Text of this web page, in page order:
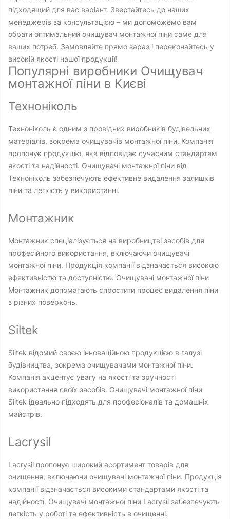
підходящий для вас варіант. Звертайтесь до наших
менеджерів за консультацією – ми допоможемо вам
обрати оптимальний очищувач монтажної піни саме для
ваших потреб. Замовляйте прямо зараз і переконайтесь у
високій якості нашої продукції!
Популярні виробники Очищувач
монтажної піни в Києві
Техноніколь
Техноніколь є одним з провідних виробників будівельних
матеріалів, зокрема очищувачів монтажної піни. Компанія
пропонує продукцію, яка відповідає сучасним стандартам
якості та надійності. Очищувачі монтажної піни від
Техноніколь забезпечують ефективне видалення залишків
піни та легкість у використанні.
Монтажник
Монтажник спеціалізується на виробництві засобів для
професійного використання, включаючи очищувачі
монтажної піни. Продукція компанії відзначається високою
ефективністю та доступністю. Очищувачі монтажної піни
Монтажник допомагають спростити процес видалення піни
з різних поверхонь.
Siltek
Siltek відомий своєю інноваційною продукцією в галузі
будівництва, зокрема очищувачами монтажної піни.
Компанія акцентує увагу на якості та зручності
використання своїх засобів. Очищувачі монтажної піни
Siltek ідеально підходять для професіоналів та домашніх
майстрів.
Lacrysil
Lacrysil пропонує широкий асортимент товарів для
очищення, включаючи очищувачі монтажної піни. Продукція
компанії відзначається високими стандартами якості та
надійності. Очищувачі монтажної піни Lacrysil забезпечують
легкість у роботі та ефективність в очищенні.